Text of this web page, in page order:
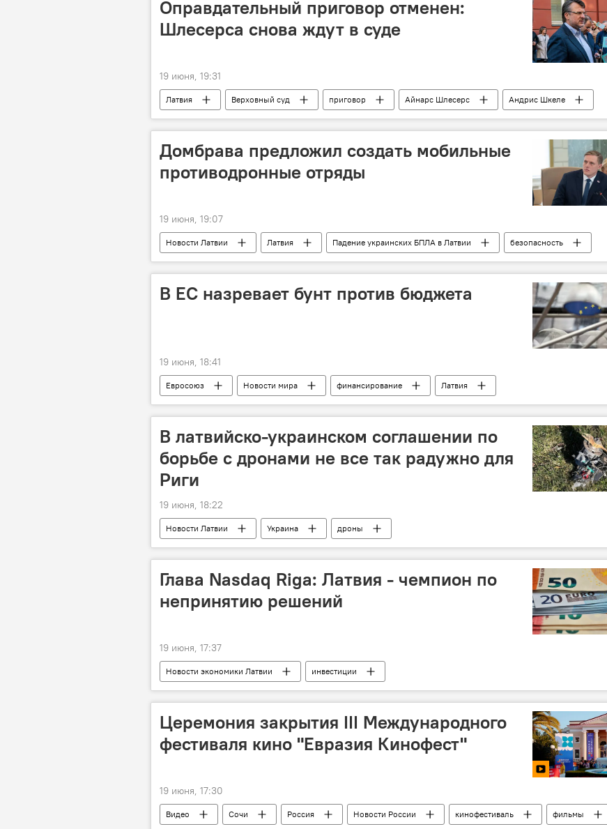
Оправдательный приговор отменен:
Шлесерса снова ждут в суде
19 июня, 19:31
Латвия Верховный суд приговор Айнарс Шлесерс
Андрис Шкеле
преступление
Домбрава предложил создать мобильные
противодронные отряды
19 июня, 19:07
Новости Латвии Латвия Падение украинских БПЛА в Латвии
безопасность
беспилотник
Янис Домбрава
В ЕС назревает бунт против бюджета
19 июня, 18:41
Евросоюз Новости мира финансирование
Латвия
парламентские выборы
В латвийско-украинском соглашении по
борьбе с дронами не все так радужно для
Риги
19 июня, 18:22
Новости Латвии Украина дроны
Глава Nasdaq Riga: Латвия - чемпион по
непринятию решений
19 июня, 17:37
Новости экономики Латвии инвестиции
Церемония закрытия III Международного
фестиваля кино "Евразия Кинофест"
19 июня, 17:30
Видео Сочи Россия Новости России кинофестиваль
фильмы